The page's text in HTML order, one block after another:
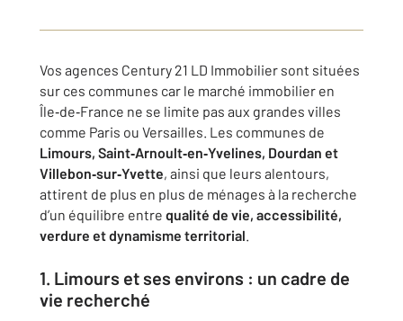
Vos agences Century 21 LD Immobilier sont situées
sur ces communes car le marché immobilier en
Île‑de‑France ne se limite pas aux grandes villes
comme Paris ou Versailles. Les communes de
Limours, Saint‑Arnoult‑en‑Yvelines, Dourdan et
Villebon‑sur‑Yvette, ainsi que leurs alentours,
attirent de plus en plus de ménages à la recherche
d’un équilibre entre qualité de vie, accessibilité,
verdure et dynamisme territorial.
1. Limours et ses environs : un cadre de
vie recherché